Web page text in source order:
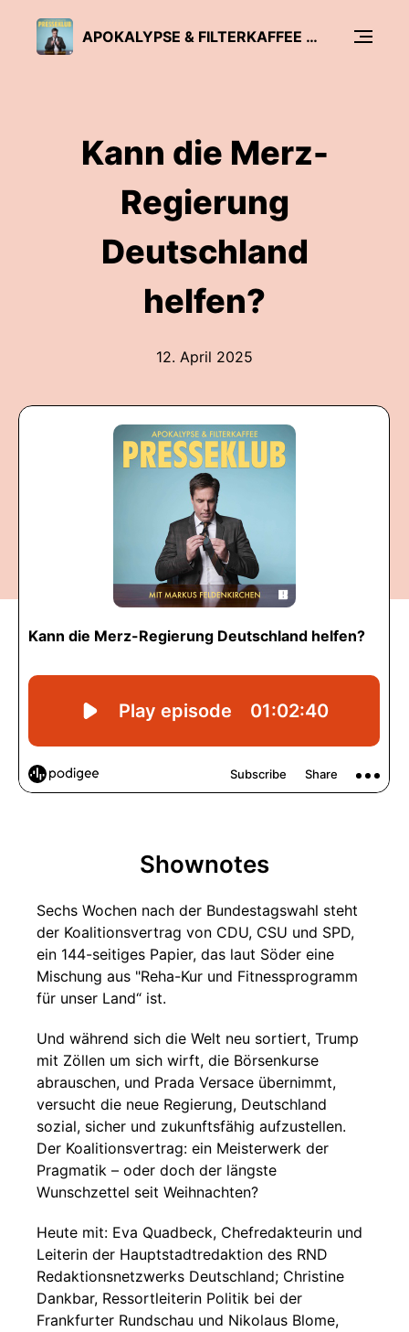
APOKALYPSE & FILTERKAFFEE - PRESSEKLUB MIT MARKUS FELDENKIRCHEN
Kann die Merz-
Regierung
Deutschland
helfen?
12. April 2025
Shownotes
Sechs Wochen nach der Bundestagswahl steht
der Koalitionsvertrag von CDU, CSU und SPD,
ein 144-seitiges Papier, das laut Söder eine
Mischung aus "Reha-Kur und Fitnessprogramm
für unser Land“ ist.
Und während sich die Welt neu sortiert, Trump
mit Zöllen um sich wirft, die Börsenkurse
abrauschen, und Prada Versace übernimmt,
versucht die neue Regierung, Deutschland
sozial, sicher und zukunftsfähig aufzustellen.
Der Koalitionsvertrag: ein Meisterwerk der
Pragmatik – oder doch der längste
Wunschzettel seit Weihnachten?
Heute mit: Eva Quadbeck, Chefredakteurin und
Leiterin der Hauptstadtredaktion des RND
Redaktionsnetzwerks Deutschland; Christine
Dankbar, Ressortleiterin Politik bei der
Frankfurter Rundschau und Nikolaus Blome,